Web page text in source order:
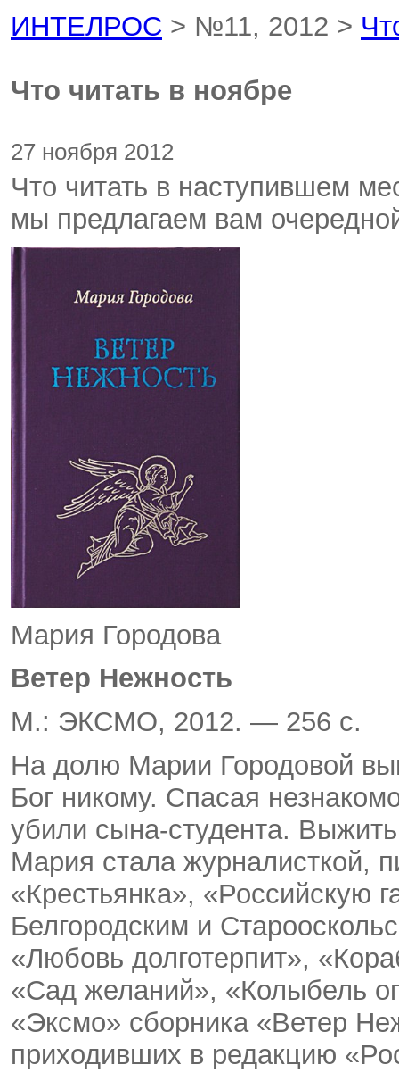
ИНТЕЛРОС > №11, 2012 >
Что читать в ноябре
27 ноября 2012
Что читать в наступившем
мы предлагаем вам
Мария Городова
Ветер Нежность
М.: ЭКСМО, 2012. — 256 с.
На долю Марии Городовой
Бог никому. Спасая
убили сына-студента.
Мария стала журналисткой,
«Крестьянка», «Российскую
Белгородским и
«Любовь долготерпит»,
«Сад желаний», «Колыбель
«Эксмо» сборника «Ветер
приходивших в редакцию